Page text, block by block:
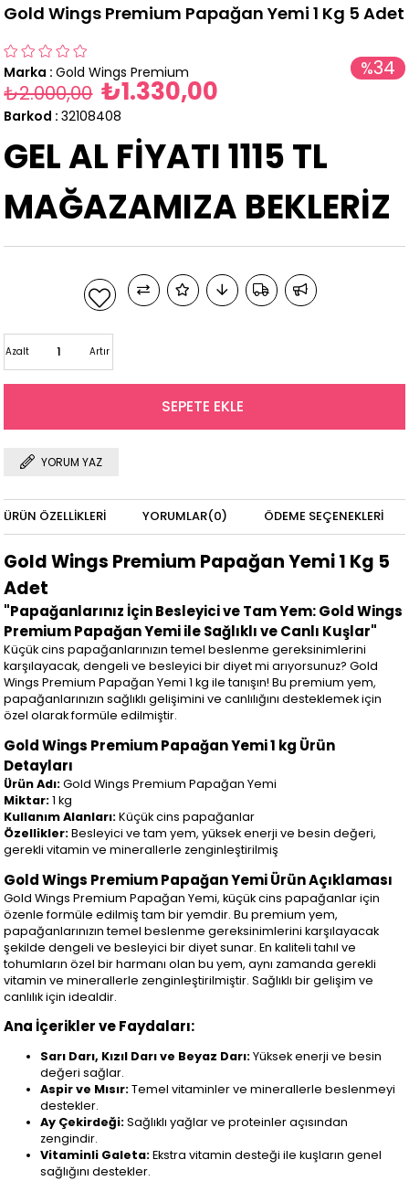
Gold Wings Premium Papağan Yemi 1 Kg 5 Adet
Marka : Gold Wings Premium %34
₺2.000,00 ₺1.330,00
Barkod : 32108408
GEL AL FİYATI 1115 TL
MAĞAZAMIZA BEKLERİZ
Artır
Azalt
YORUM YAZ
ÜRÜN ÖZELLIKLERI YORUMLAR(0) ÖDEME SEÇENEKLERI
Gold Wings Premium Papağan Yemi 1 Kg 5
Adet
"Papağanlarınız İçin Besleyici ve Tam Yem: Gold Wings
Premium Papağan Yemi ile Sağlıklı ve Canlı Kuşlar"
Küçük cins papağanlarınızın temel beslenme gereksinimlerini
karşılayacak, dengeli ve besleyici bir diyet mi arıyorsunuz? Gold
Wings Premium Papağan Yemi 1 kg ile tanışın! Bu premium yem,
papağanlarınızın sağlıklı gelişimini ve canlılığını desteklemek için
özel olarak formüle edilmiştir.
Gold Wings Premium Papağan Yemi 1 kg Ürün
Detayları
Ürün Adı:Gold Wings Premium Papağan Yemi
Miktar:1 kg
Kullanım Alanları:Küçük cins papağanlar
Özellikler:Besleyici ve tam yem, yüksek enerji ve besin değeri,
gerekli vitamin ve minerallerle zenginleştirilmiş
Gold Wings Premium Papağan Yemi Ürün Açıklaması
Gold Wings Premium Papağan Yemi, küçük cins papağanlar için
özenle formüle edilmiş tam bir yemdir. Bu premium yem,
papağanlarınızın temel beslenme gereksinimlerini karşılayacak
şekilde dengeli ve besleyici bir diyet sunar. En kaliteli tahıl ve
tohumların özel bir harmanı olan bu yem, aynı zamanda gerekli
vitamin ve minerallerle zenginleştirilmiştir. Sağlıklı bir gelişim ve
canlılık için idealdir.
Ana İçerikler ve Faydaları:
Sarı Darı, Kızıl Darı ve Beyaz Darı:Yüksek enerji ve besin
değeri sağlar.
Aspir ve Mısır:Temel vitaminler ve minerallerle beslenmeyi
destekler.
Ay Çekirdeği:Sağlıklı yağlar ve proteinler açısından
zengindir.
Vitaminli Galeta:Ekstra vitamin desteği ile kuşların genel
sağlığını destekler.